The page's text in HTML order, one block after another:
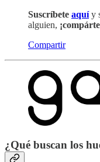
Suscríbete aquí y
alguien,
Compartir
¿Qué buscan los